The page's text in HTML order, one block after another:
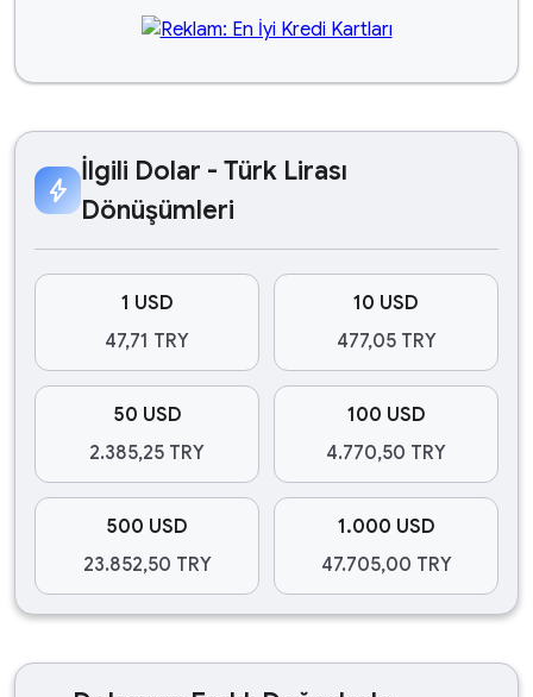
bolt
İlgili Dolar - Türk Lirası
Dönüşümleri
1 USD
47,71 TRY
10 USD
477,05 TRY
50 USD
2.385,25 TRY
100 USD
4.770,50 TRY
500 USD
23.852,50 TRY
1.000 USD
47.705,00 TRY